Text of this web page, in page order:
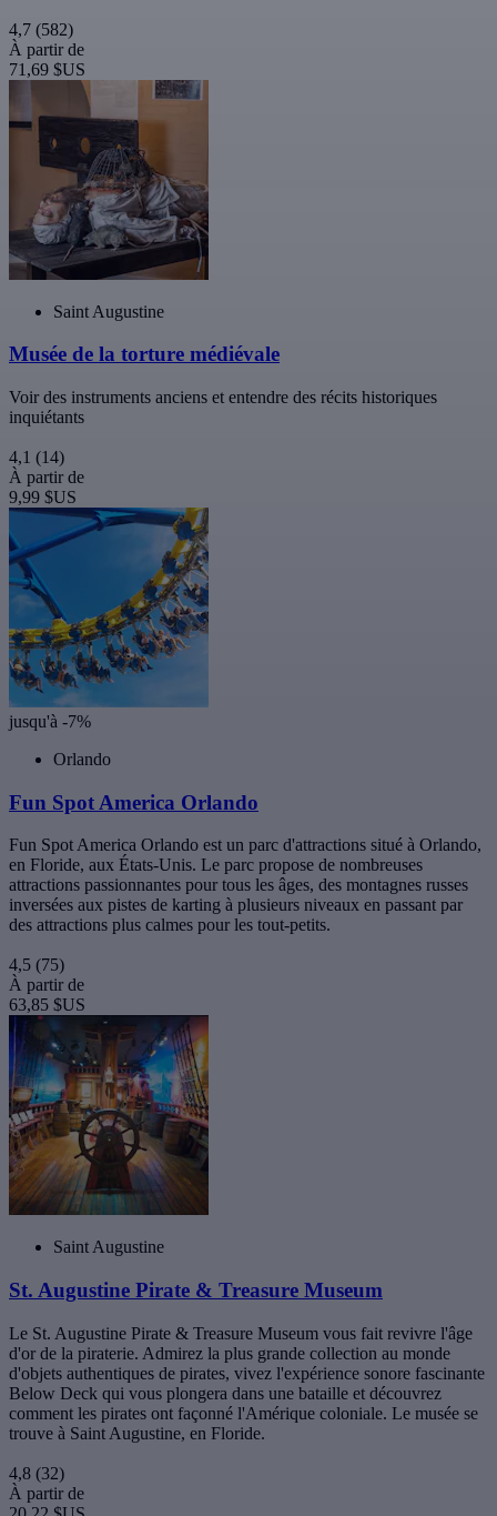
4,7 (582)
À partir de
71,69 $US
Saint Augustine
Musée de la torture médiévale
Voir des instruments anciens et entendre des récits historiques
inquiétants
4,1 (14)
À partir de
9,99 $US
jusqu'à -7%
Orlando
Fun Spot America Orlando
Fun Spot America Orlando est un parc d'attractions situé à Orlando,
en Floride, aux États-Unis. Le parc propose de nombreuses
attractions passionnantes pour tous les âges, des montagnes russes
inversées aux pistes de karting à plusieurs niveaux en passant par
des attractions plus calmes pour les tout-petits.
4,5 (75)
À partir de
63,85 $US
Saint Augustine
St. Augustine Pirate & Treasure Museum
Le St. Augustine Pirate & Treasure Museum vous fait revivre l'âge
d'or de la piraterie. Admirez la plus grande collection au monde
d'objets authentiques de pirates, vivez l'expérience sonore fascinante
Below Deck qui vous plongera dans une bataille et découvrez
comment les pirates ont façonné l'Amérique coloniale. Le musée se
trouve à Saint Augustine, en Floride.
4,8 (32)
À partir de